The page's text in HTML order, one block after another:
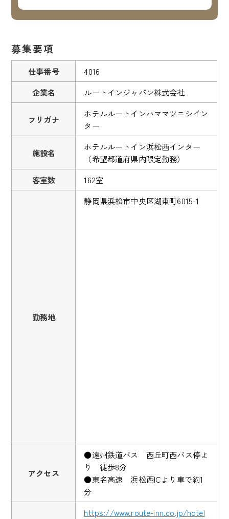
募集要項
仕事番号
4016
企業名
ルートインジャパン株式会社
フリガナ
ホテルルートインハママツニシイン
ター
施設名
ホテルルートイン浜松西インター
（希望都道府県内限定勤務）
客室数
162室
勤務地
静岡県浜松市中央区湖東町6015-1
アクセス
●遠州鉄道バス 西丘町西バス停よ
り 徒歩8分
●東名高速 浜松西ICより車で約1
分
https://www.route-inn.co.jp/hotel